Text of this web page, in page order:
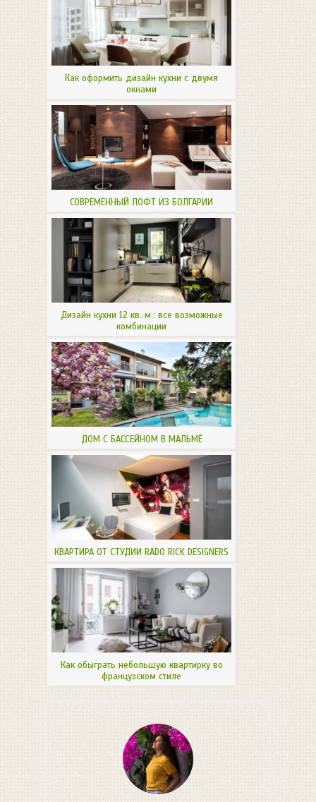
Как оформить дизайн кухни с двумя
окнами
СОВРЕМЕННЫЙ ЛОФТ ИЗ БОЛГАРИИ
Дизайн кухни 12 кв. м.: все возможные
комбинации
ДОМ С БАССЕЙНОМ В МАЛЬМЁ
КВАРТИРА ОТ СТУДИИ RADO RICK DESIGNERS
Как обыграть небольшую квартирку во
французском стиле